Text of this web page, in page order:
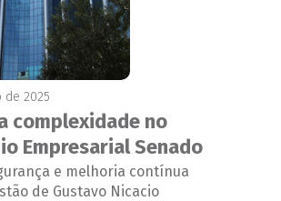
de 2025
complexidade no
Empresarial Senado
e melhoria contínua
de Gustavo Nicacio